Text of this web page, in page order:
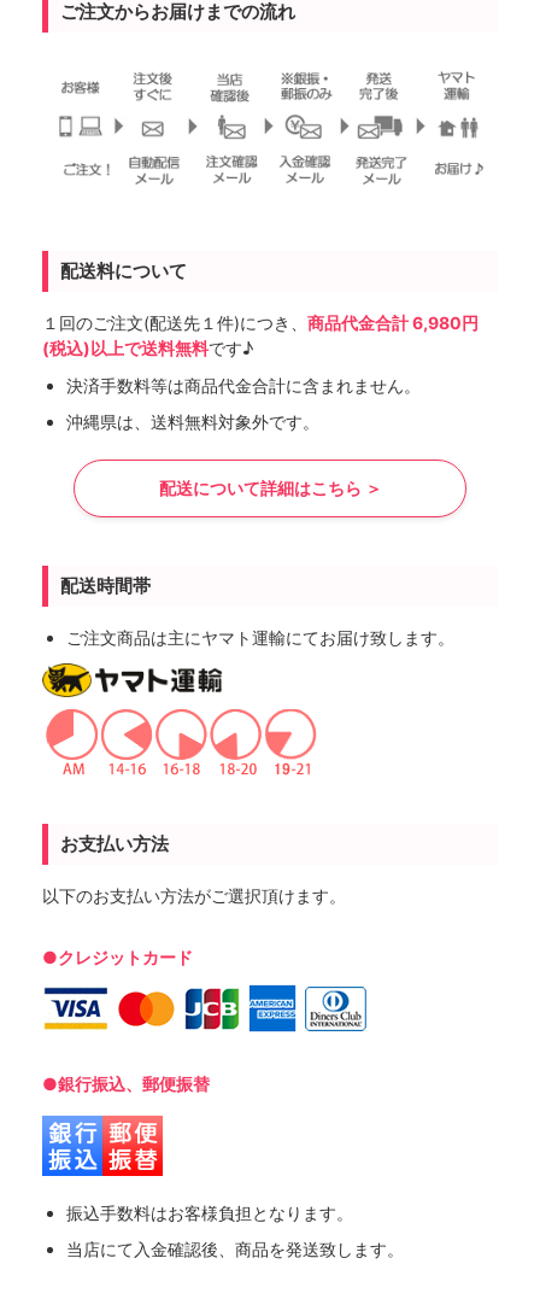
ご注文からお届けまでの流れ
配送料について
１回のご注文(配送先１件)につき、 商品代金合計 6,980円
(税込)以上で送料無料です♪
決済手数料等は商品代金合計に含まれません。
沖縄県は、送料無料対象外です。
配送について詳細はこちら ＞
配送時間帯
ご注文商品は主にヤマト運輸にてお届け致します。
お支払い方法
以下のお支払い方法がご選択頂けます。
●クレジットカード
●銀行振込、郵便振替
振込手数料はお客様負担となります。
当店にて入金確認後、商品を発送致します。